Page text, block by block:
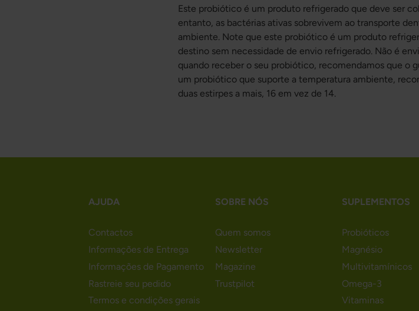
Este probiótico é um produto refrigerado que deve ser
entanto, as bactérias ativas sobrevivem ao transporte
ambiente. Note que este probiótico é um produto
destino sem necessidade de envio refrigerado. Não é
quando receber o seu probiótico, recomendamos que o
um probiótico que suporte a temperatura ambiente,
duas estirpes a mais, 16 em vez de 14.
AJUDA
Contactos
Informações de Entrega
Informações de Pagamento
Rastreie seu pedido
Termos e condições gerais
SOBRE NÓS
Quem somos
Newsletter
Magazine
Trustpilot
SUPLEMENTOS
Probióticos
Magnésio
Multivitamínicos
Omega-3
Vitaminas